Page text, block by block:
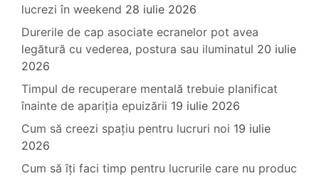
lucrezi în weekend 28 iulie 2026
Durerile de cap asociate ecranelor pot avea
legătură cu vederea, postura sau iluminatul 20 iulie
2026
Timpul de recuperare mentală trebuie planificat
înainte de apariția epuizării 19 iulie 2026
Cum să creezi spațiu pentru lucruri noi 19 iulie
2026
Cum să îți faci timp pentru lucrurile care nu produc